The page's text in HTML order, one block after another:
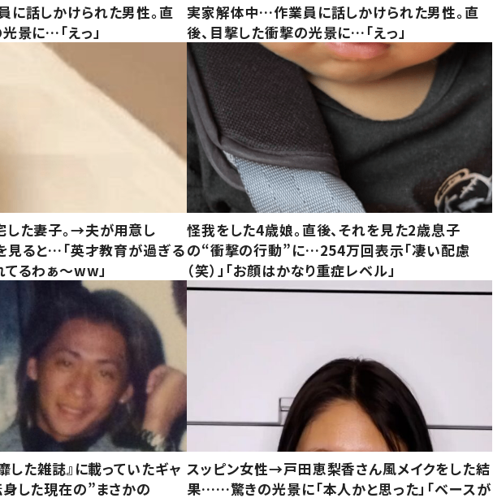
話しかけられた男性。直
景に…「えっ」
実家解体中…作業員に話しかけられた男性。直
後、目撃した衝撃の光景に…「えっ」
した妻子。→夫が用意し
見ると…「英才教育が過ぎる
てるわぁ～ww」
怪我をした4歳娘。直後、それを見た2歳息子
の“衝撃の行動”に…254万回表示「凄い配慮
（笑）」「お顔はかなり重症レベル」
た雑誌』に載っていたギャ
した現在の”まさかの
スッピン女性→戸田恵梨香さん風メイクをした結
果……驚きの光景に「本人かと思った」「ベースが